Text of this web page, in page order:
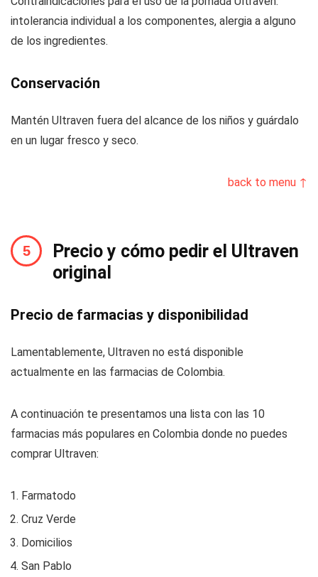
intolerancia individual a los componentes, alergia a alguno
de los ingredientes.
Conservación
Mantén Ultraven fuera del alcance de los niños y guárdalo
en un lugar fresco y seco.
back to menu ↑
Precio y cómo pedir el Ultraven
original
Precio de farmacias y disponibilidad
Lamentablemente, Ultraven no está disponible
actualmente en las farmacias de Colombia.
A continuación te presentamos una lista con las 10
farmacias más populares en Colombia donde no puedes
comprar Ultraven:
Farmatodo
Cruz Verde
Domicilios
San Pablo